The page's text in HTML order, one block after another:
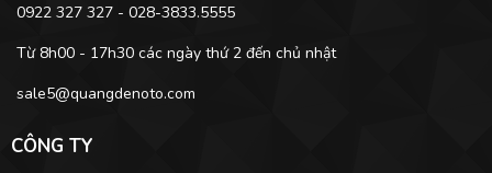
0922 327 327 - 028-3833.5555
Từ 8h00 - 17h30 các ngày thứ 2 đến chủ nhật
sale5@quangdenoto.com
CÔNG TY